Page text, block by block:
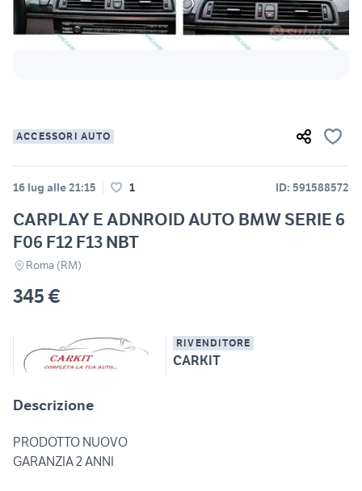
ACCESSORI AUTO
16 lug alle 21:15 1 ID: 591588572
CARPLAY E ADNROID AUTO BMW SERIE 6
F06 F12 F13 NBT
Roma (RM)
345 €
RIVENDITORE
CARKIT
Descrizione
PRODOTTO NUOVO
GARANZIA 2 ANNI